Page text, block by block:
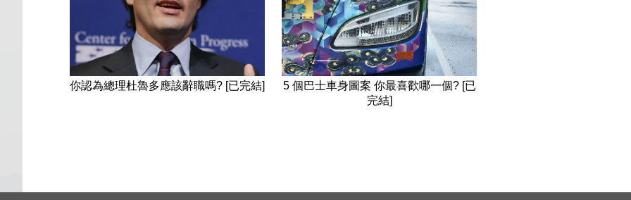
你認為總理杜魯多應該辭職嗎? [已完結]
5 個巴士車身圖案 你最喜歡哪一個? [已
完結]